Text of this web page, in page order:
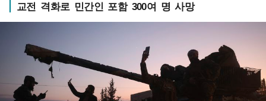
교전 격화로 민간인 포함 300여 명 사망